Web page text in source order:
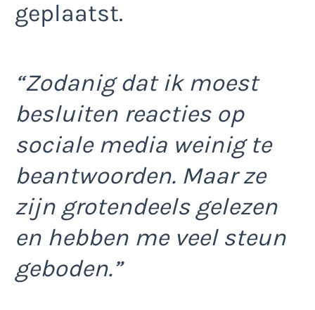
geplaatst.
“Zodanig dat ik moest
besluiten reacties op
sociale media weinig te
beantwoorden. Maar ze
zijn grotendeels gelezen
en hebben me veel steun
geboden.”